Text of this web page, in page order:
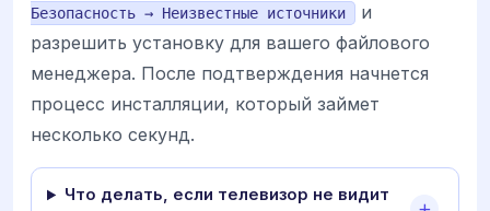
Безопасность → Неизвестные источники
и
разрешить установку для вашего файлового
менеджера. После подтверждения начнется
процесс инсталляции, который займет
несколько секунд.
Что делать, если телевизор не видит